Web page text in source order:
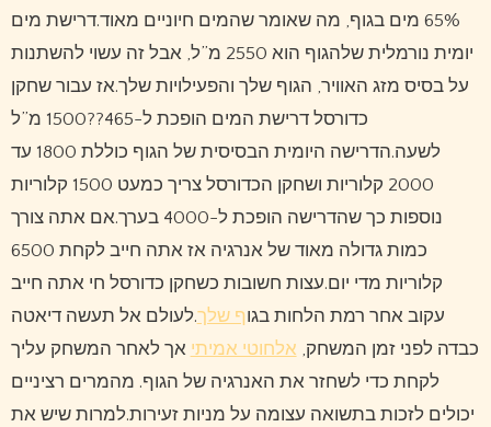
65% מים בגוף, מה שאומר שהמים חיוניים מאוד.דרישת מים
יומית נורמלית שלהגוף הוא 2550 מ”ל, אבל זה עשוי להשתנות
על בסיס מזג האוויר, הגוף שלך והפעילויות שלך.אז עבור שחקן
כדורסל דרישת המים הופכת ל-465??1500 מ”ל
לשעה.הדרישה היומית הבסיסית של הגוף כוללת 1800 עד
2000 קלוריות ושחקן הכדורסל צריך כמעט 1500 קלוריות
נוספות כך שהדרישה הופכת ל-4000 בערך.אם אתה צורך
כמות גדולה מאוד של אנרגיה אז אתה חייב לקחת 6500
קלוריות מדי יום.עצות חשובות כשחקן כדורסל חי אתה חייב
עקוב אחר רמת הלחות בגוף שלך.לעולם אל תעשה דיאטה
כבדה לפני זמן המשחק, אלחוטי אמיתי אך לאחר המשחק עליך
לקחת כדי לשחזר את האנרגיה של הגוף. מהמרים רציניים
יכולים לזכות בתשואה עצומה על מניות זעירות.למרות שיש את